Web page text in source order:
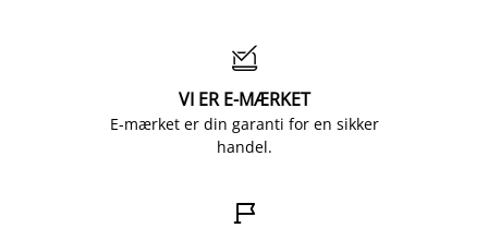

VI ER E-MÆRKET
E-mærket er din garanti for en sikker
handel.
